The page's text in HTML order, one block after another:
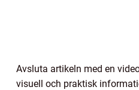
Avsluta artikeln med en
visuell och praktisk